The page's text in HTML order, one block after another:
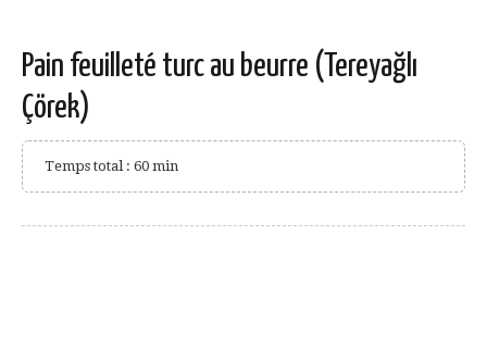
Pain feuilleté turc au beurre (Tereyağlı
Çörek)
Temps total : 60 min